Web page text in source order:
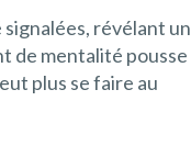
signalées, révélant un
de mentalité pousse
plus se faire au